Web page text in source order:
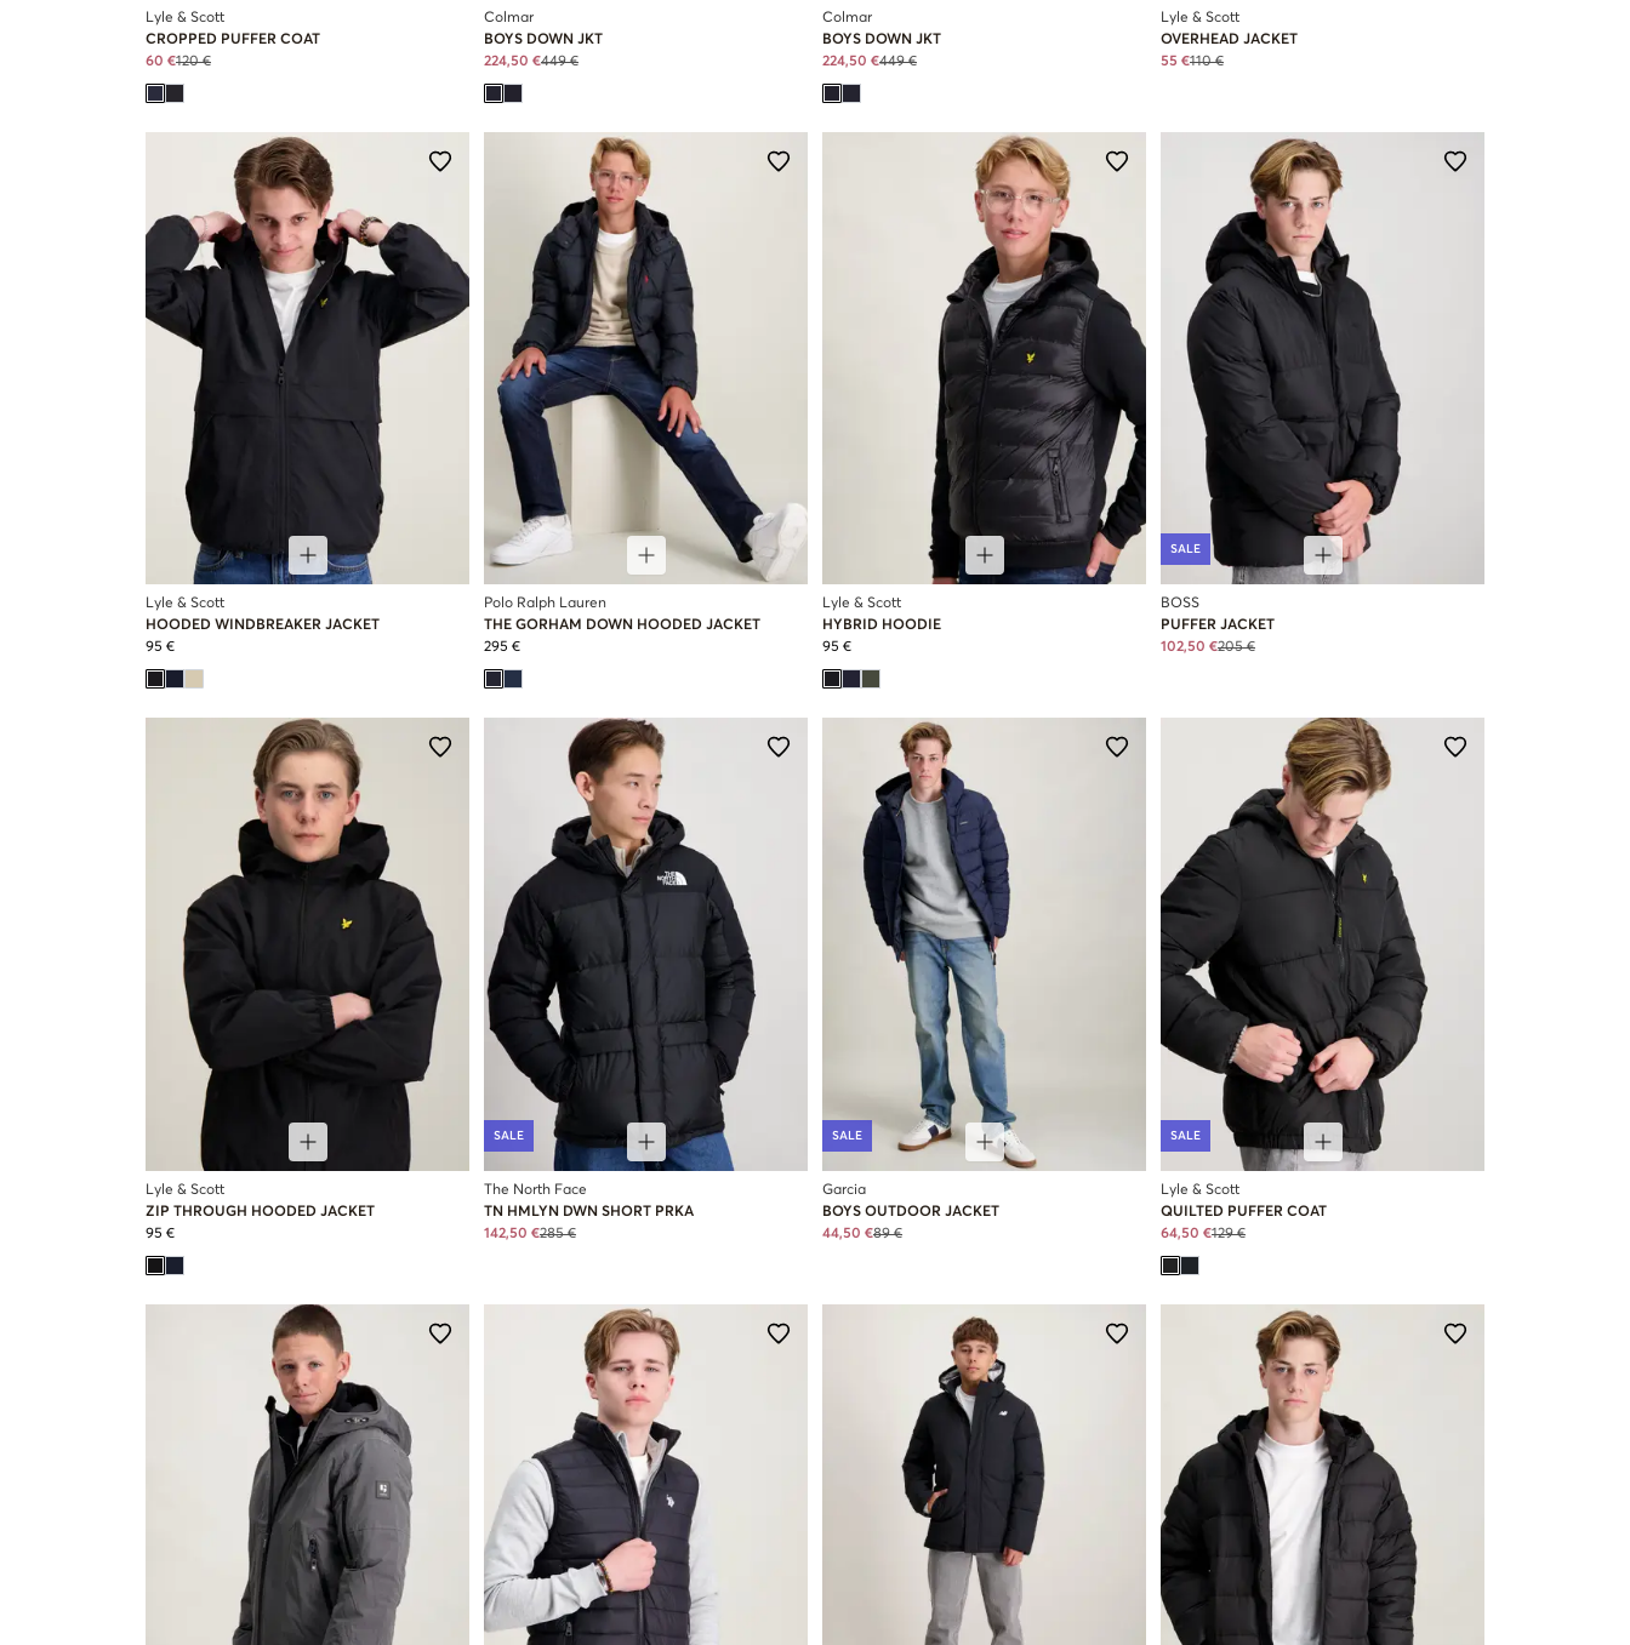
Lyle & Scott
CROPPED PUFFER COAT
60 €120 €
Colmar
BOYS DOWN JKT
224,50 €449 €
Colmar
BOYS DOWN JKT
224,50 €449 €
Lyle & Scott
OVERHEAD JACKET
55 €110 €
Lyle & Scott
HOODED WINDBREAKER JACKET
95 €
Polo Ralph Lauren
THE GORHAM DOWN HOODED JACKET
295 €
Lyle & Scott
HYBRID HOODIE
95 €
SALE
BOSS
PUFFER JACKET
102,50 €205 €
Lyle & Scott
ZIP THROUGH HOODED JACKET
95 €
SALE
The North Face
TN HMLYN DWN SHORT PRKA
142,50 €285 €
SALE
Garcia
BOYS OUTDOOR JACKET
44,50 €89 €
SALE
Lyle & Scott
QUILTED PUFFER COAT
64,50 €129 €